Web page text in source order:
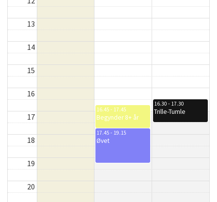
13
14
15
16
17
18
19
20
16.45 - 17.45
Begynder 8+ år
17.45 - 19.15
Øvet
16.30 - 17.30
Trille-Tumle